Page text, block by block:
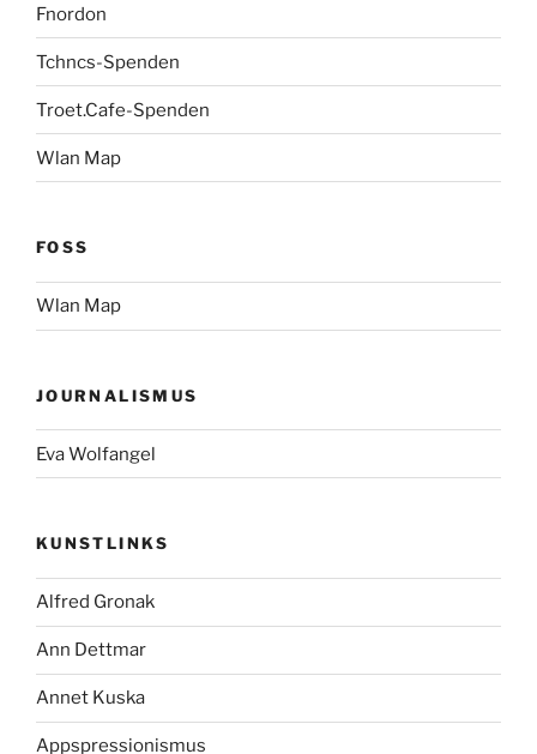
Fnordon
Tchncs-Spenden
Troet.Cafe-Spenden
Wlan Map
FOSS
Wlan Map
JOURNALISMUS
Eva Wolfangel
KUNSTLINKS
Alfred Gronak
Ann Dettmar
Annet Kuska
Appspressionismus